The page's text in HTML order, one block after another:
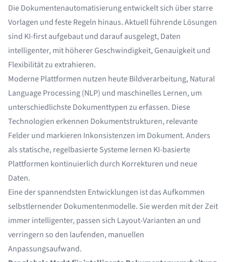
Die Dokumentenautomatisierung entwickelt sich über starre
Vorlagen und feste Regeln hinaus. Aktuell führende Lösungen
sind KI-first aufgebaut und darauf ausgelegt, Daten
intelligenter, mit höherer Geschwindigkeit, Genauigkeit und
Flexibilität zu extrahieren.
Moderne Plattformen nutzen heute Bildverarbeitung, Natural
Language Processing (NLP) und maschinelles Lernen, um
unterschiedlichste Dokumenttypen zu erfassen. Diese
Technologien erkennen Dokumentstrukturen, relevante
Felder und markieren Inkonsistenzen im Dokument. Anders
als statische, regelbasierte Systeme lernen KI-basierte
Plattformen kontinuierlich durch Korrekturen und neue
Daten.
Eine der spannendsten Entwicklungen ist das Aufkommen
selbstlernender Dokumentenmodelle. Sie werden mit der Zeit
immer intelligenter, passen sich Layout-Varianten an und
verringern so den laufenden, manuellen
Anpassungsaufwand.